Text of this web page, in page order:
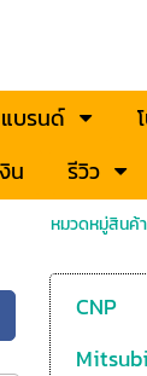
แบรนด์
น รีวิว
หมวดหมู่สินค้า
CNP